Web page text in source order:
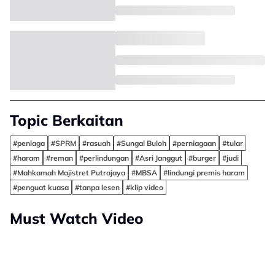
Topic Berkaitan
#peniaga #SPRM #rasuah #Sungai Buloh #perniagaan
#tular
#haram
#reman #perlindungan #Asri Janggut #burger
#judi
#Mahkamah Majistret Putrajaya
#MBSA
#lindungi premis haram
#penguat kuasa
#tanpa lesen #klip video
Must Watch Video